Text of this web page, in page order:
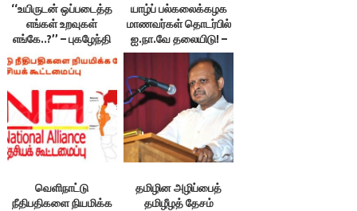
‘‘உயிருடன் ஒப்படைத்த
எங்கள் உறவுகள்
எங்கே..?’’ – புகழேந்தி
தங்கராசு
யாழ்ப் பல்கலைக்கழக
மாணவர்கள் தொடர்பில்
ஐ.நா.வே தலையிடு! –
நா.க.த.அ.
வெளிநாட்டு
நீதிபதிகளை நியமிக்க
தமிழின அழிப்பைத்
தமிழீழத் தேசம்